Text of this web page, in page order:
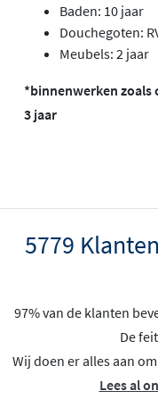
Baden: 10 jaar
Douchegoten:
Meubels: 2 jaar
*binnenwerken zoals
3 jaar
5779
97% van de klanten
De
Wij doen er alles aan
Lees al